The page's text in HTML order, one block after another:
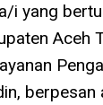
i yang
Aceh